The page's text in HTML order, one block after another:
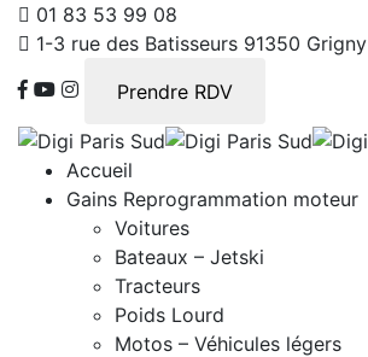
01 83 53 99 08
1-3 rue des Batisseurs 91350 Grigny
Prendre RDV
Accueil
Gains Reprogrammation moteur
Voitures
Bateaux – Jetski
Tracteurs
Poids Lourd
Motos – Véhicules légers